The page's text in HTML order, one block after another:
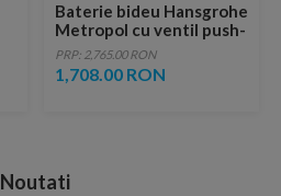
Baterie bideu Hansgrohe
Metropol cu ventil push-
open
PRP: 2,765.00 RON
1,708.00 RON
Noutati